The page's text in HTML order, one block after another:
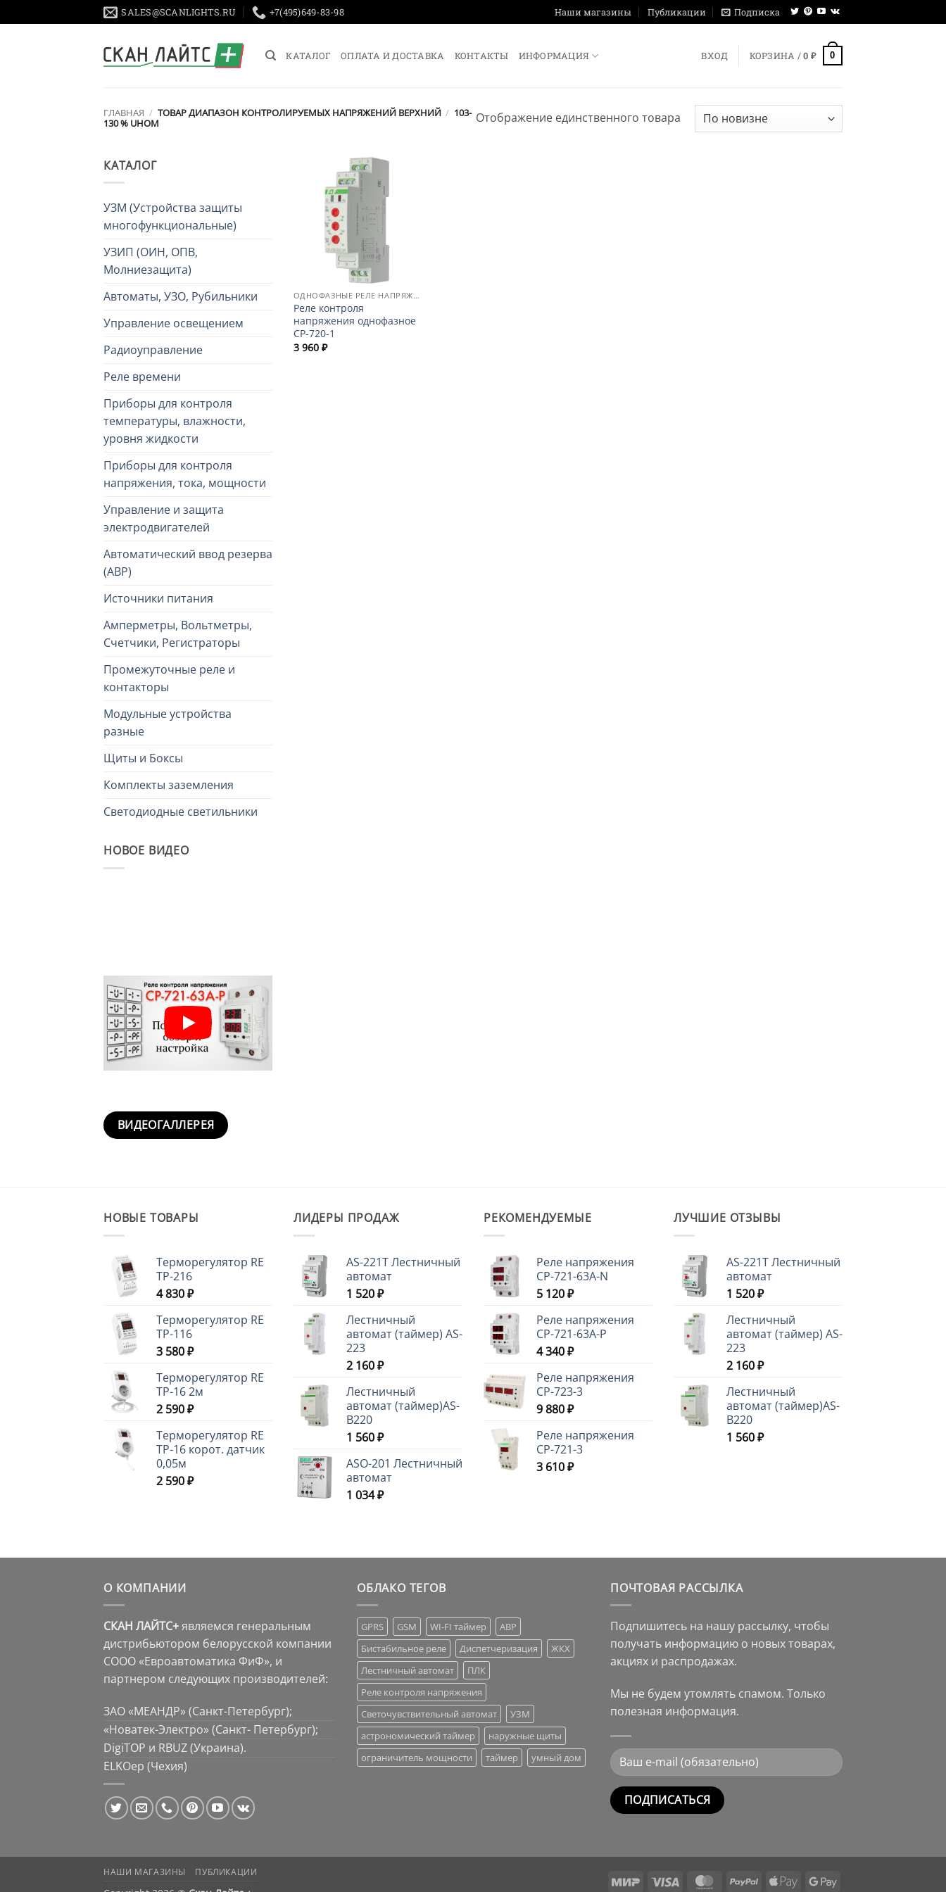
to
SALES@SCANLIGHTS.RU +7(495)649-83-98 Наши магазины Публикации Подписка
КАТАЛОГ ОПЛАТА И ДОСТАВКА КОНТАКТЫ ИНФОРМАЦИЯ ВХОД КОРЗИНА /0 ₽ 0
ГЛАВНАЯ / ТОВАР ДИАПАЗОН КОНТРОЛИРУЕМЫХ НАПРЯЖЕНИЙ ВЕРХНИЙ / 103-
130 % UНОМ
Отображение единственного товара
КАТАЛОГ
УЗМ (Устройства защиты
многофункциональные)
УЗИП (ОИН, ОПВ,
Молниезащита)
Автоматы, УЗО, Рубильники
Управление освещением
Радиоуправление
Реле времени
Приборы для контроля
температуры, влажности,
уровня жидкости
Приборы для контроля
напряжения, тока, мощности
Управление и защита
электродвигателей
Автоматический ввод резерва
(АВР)
Источники питания
Амперметры, Вольтметры,
Счетчики, Регистраторы
Промежуточные реле и
контакторы
Модульные устройства
разные
Щиты и Боксы
Комплекты заземления
Светодиодные светильники
НОВОЕ ВИДЕО
ВИДЕОГАЛЛЕРЕЯ
ОДНОФАЗНЫЕ РЕЛЕ НАПРЯЖЕНИЯ
Реле контроля
напряжения однофазное
CP-720-1
3 960 ₽
НОВЫЕ ТОВАРЫ
Терморегулятор RE
ТР-216
4 830₽
Терморегулятор RE
ТР-116
3 580₽
Терморегулятор RE
ТР-16 2м
2 590₽
Терморегулятор RE
ТР-16 корот. датчик
0,05м
2 590₽
ЛИДЕРЫ ПРОДАЖ
AS-221T Лестничный
автомат
1 520₽
Лестничный
автомат (таймер) AS-
223
2 160₽
Лестничный
автомат (таймер)AS-
B220
1 560₽
ASO-201 Лестничный
автомат
1 034₽
РЕКОМЕНДУЕМЫЕ
Реле напряжения
CP-721-63A-N
5 120₽
Реле напряжения
CP-721-63A-P
4 340₽
Реле напряжения
CP-723-3
9 880₽
Реле напряжения
CP-721-3
3 610₽
ЛУЧШИЕ ОТЗЫВЫ
AS-221T Лестничный
автомат
1 520₽
Лестничный
автомат (таймер) AS-
223
2 160₽
Лестничный
автомат (таймер)AS-
B220
1 560₽
О КОМПАНИИ
СКАН ЛАЙТС+являемся генеральным
дистрибьютором белорусской компании
СООО «Евроавтоматика ФиФ», и
партнером следующих производителей:
ЗАО «МЕАНДР» (Санкт-Петербург);
«Новатек-Электро» (Санкт- Петербург);
DigiTOP и RBUZ (Украина).
ELKOep (Чехия)
ОБЛАКО ТЕГОВ
GPRS GSM WI-FI таймер
АВР
Бистабильное реле
Диспетчеризация
ЖКХ
Лестничный автомат
ПЛК
Реле контроля напряжения
Светочувствительный автомат
УЗМ
астрономический таймер
наружные щиты
ограничитель мощности
таймер умный дом
ПОЧТОВАЯ РАССЫЛКА
Подпишитесь на нашу рассылку, чтобы
получать информацию о новых товарах,
акциях и распродажах.
Мы не будем утомлять спамом. Только
полезная информация.
Mir Visa MasterCardPayPal
Apple
Google
НАШИ МАГАЗИНЫ ПУБЛИКАЦИИ